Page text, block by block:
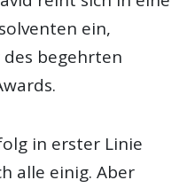
ein,
begehrten
in erster Linie
alle einig. Aber